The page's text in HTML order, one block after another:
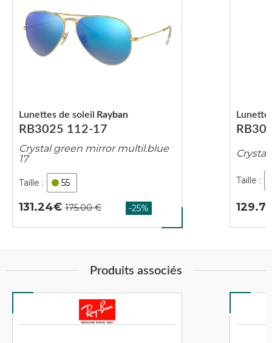
RB3025 112-17
Lunettes de soleil Rayban
Crystal green mirror multil.blue
17
55
131.24
Produits associés